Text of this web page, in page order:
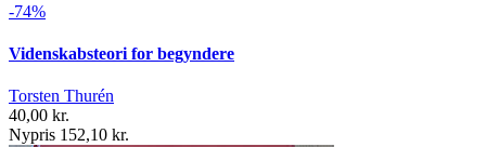
-74%
Videnskabsteori for begyndere
Torsten Thurén
40,00 kr.
Nypris 152,10 kr.